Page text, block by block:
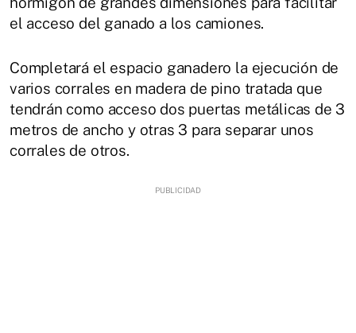
el acceso del ganado a los camiones.
Completará el espacio ganadero la ejecución de
varios corrales en madera de pino tratada que
tendrán como acceso dos puertas metálicas de 3
metros de ancho y otras 3 para separar unos
corrales de otros.